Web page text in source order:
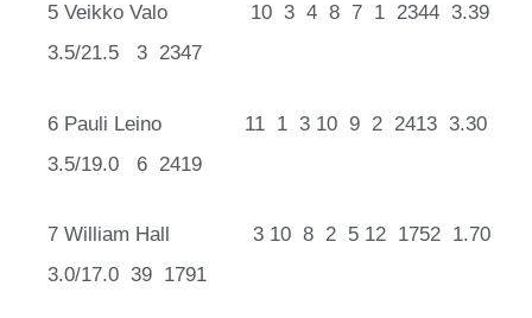
5 Veikko Valo 10 3 4 8 7 1 2344 3.39
3.5/21.5 3 2347
6 Pauli Leino 11 1 3 10 9 2 2413 3.30
3.5/19.0 6 2419
7 William Hall 3 10 8 2 5 12 1752 1.70
3.0/17.0 39 1791